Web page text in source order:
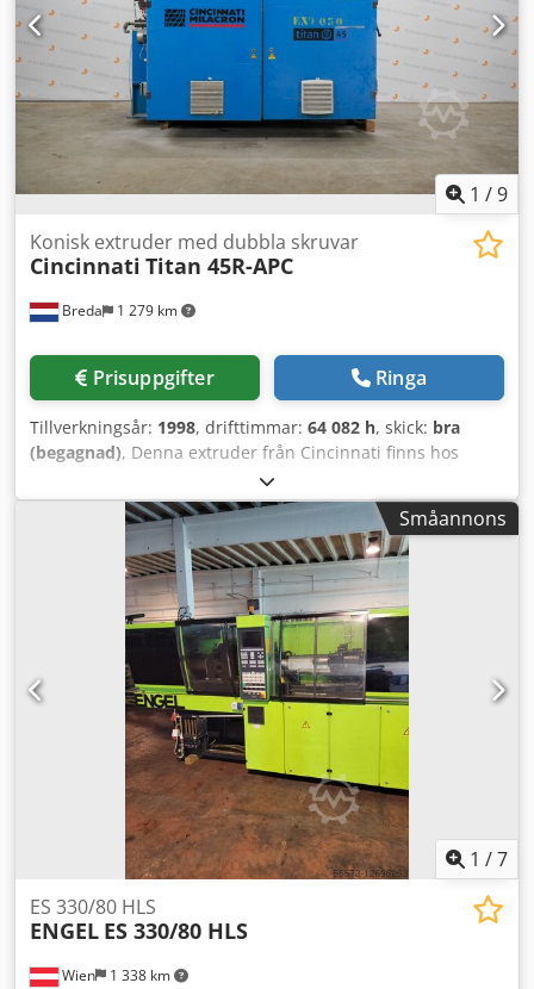
jobblista, fickor/öar, synkron gängskärning, grafisk
simulering - IKZ 20 bar - Luft genom spindeln -
Glasmätstickor på alla axlar - Renishaw 3D-
nollpunktsmätning - Spåntransportör - Transportabelt
handhjul - Maskinfötter Maskinen är väl underhållen. Kan
säljas omgående. Är fortfarande ansluten till elnätet.
1 /9
Breda 1 279 km
Konisk extruder med dubbla skruvar
Cincinnati Titan 45R-APC
Prisuppgifter Ringa
Tillverkningsår: 1998, drifttimmar: 64 082 h, skick: bra
(begagnad), Denna extruder från Cincinnati finns hos
Plastima Used Machinery i maskinlagret. Maskinen är från
1998. – Märke: Cincinnati – Modell: Titan 45R-APC –
Tillverkningsår: 1998 – Konisk dubbelskruvsextruder
Crsdjq Tr T Rjpfx Anvef – Skruvdiameter: 45 mm –
Drifttimmar: 64 082
Småannons
1 /7
Wien 1 338 km
ES 330/80 HLS
ENGEL ES 330/80 HLS